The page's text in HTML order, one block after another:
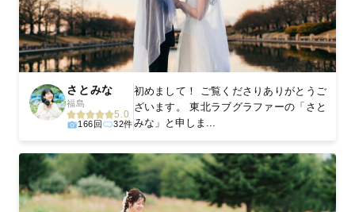
さとみな
福島
5.0
166回 32件
初めまして！ ご覧くださりありがとうご
ざいます。 東北ラブグラファーの「さと
みな」と申しま...